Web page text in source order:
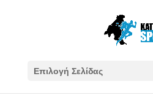
Επιλογή Σελίδας